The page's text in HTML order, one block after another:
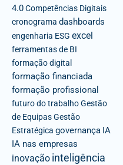
4.0Competências Digitais
cronograma dashboards
engenharia ESG excel
ferramentas de BI
formação digital
formação financiada
formação profissional
futuro do trabalhoGestão
de EquipasGestão
Estratégica governança IA
IA nas empresas
inovação inteligência